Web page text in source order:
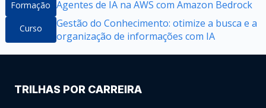
Formação Agentes de IA na AWS com Amazon Bedrock
Curso
Gestão do Conhecimento: otimize a busca e a
organização de informações com IA
TRILHAS POR CARREIRA